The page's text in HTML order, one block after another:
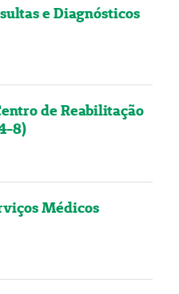
e Diagnósticos
de Reabilitação
8)
Médicos